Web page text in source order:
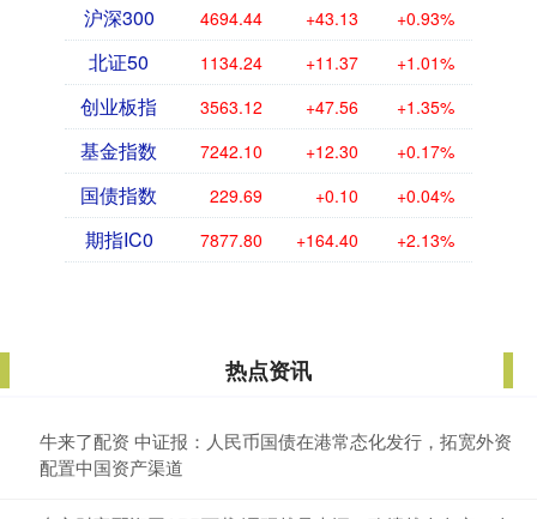
沪深300 4694.44 +43.13 +0.93%
北证50 1134.24 +11.37 +1.01%
创业板指 3563.12 +47.56 +1.35%
基金指数 7242.10 +12.30 +0.17%
国债指数 229.69 +0.10 +0.04%
期指IC0 7877.80 +164.40 +2.13%
热点资讯
牛来了配资 中证报：人民币国债在港常态化发行，拓宽外资
配置中国资产渠道